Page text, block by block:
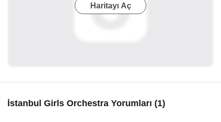
Haritayı Aç
İstanbul Girls Orchestra Yorumları (1)